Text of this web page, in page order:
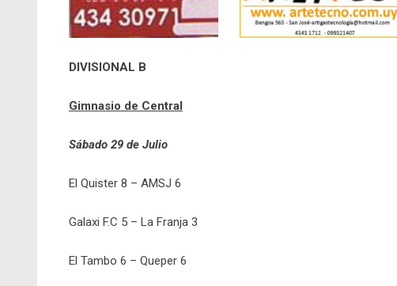
DIVISIONAL B
Gimnasio de Central
Sábado 29 de Julio
El Quister 8 – AMSJ 6
Galaxi F.C 5 – La Franja 3
El Tambo 6 – Queper 6